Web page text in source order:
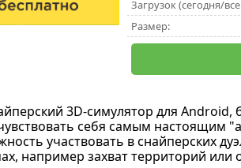
Загрузок (сегодня/
Размер:
3D-симулятор для Android,
себя самым настоящим
участвовать в снайперских
например захват территорий или